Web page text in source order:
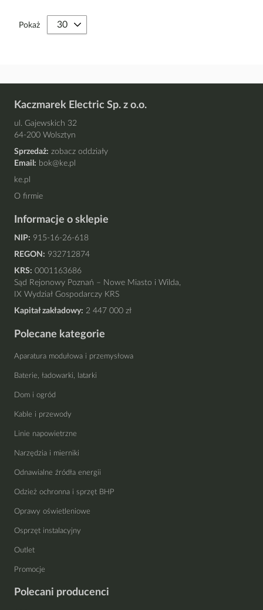
Pokaż
Kaczmarek Electric Sp. z o.o.
ul. Gajewskich 32
64-200 Wolsztyn
Sprzedaż: zobacz oddziały
Email: bok@ke.pl
ke.pl
O firmie
Informacje o sklepie
NIP: 915-16-26-618
REGON: 932712874
KRS: 0001163686
Sąd Rejonowy Poznań – Nowe Miasto i Wilda,
IX Wydział Gospodarczy KRS
Kapitał zakładowy: 2 447 000 zł
Polecane kategorie
Aparatura modułowa i przemysłowa
Baterie, ładowarki, latarki
Dom i ogród
Kable i przewody
Linie napowietrzne
Narzędzia i mierniki
Odnawialne źródła energii
Odzież ochronna i sprzęt BHP
Oprawy oświetleniowe
Osprzęt instalacyjny
Outlet
Promocje
Polecani producenci